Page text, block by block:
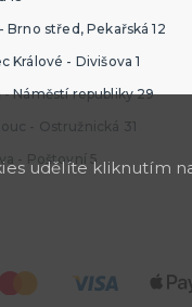
Brno střed, Pekařská 12
Králové - Divišova 1
- Náměstí republiky 29
- Ostružnická 31
- Poštovní 5
udělíte kliknutím